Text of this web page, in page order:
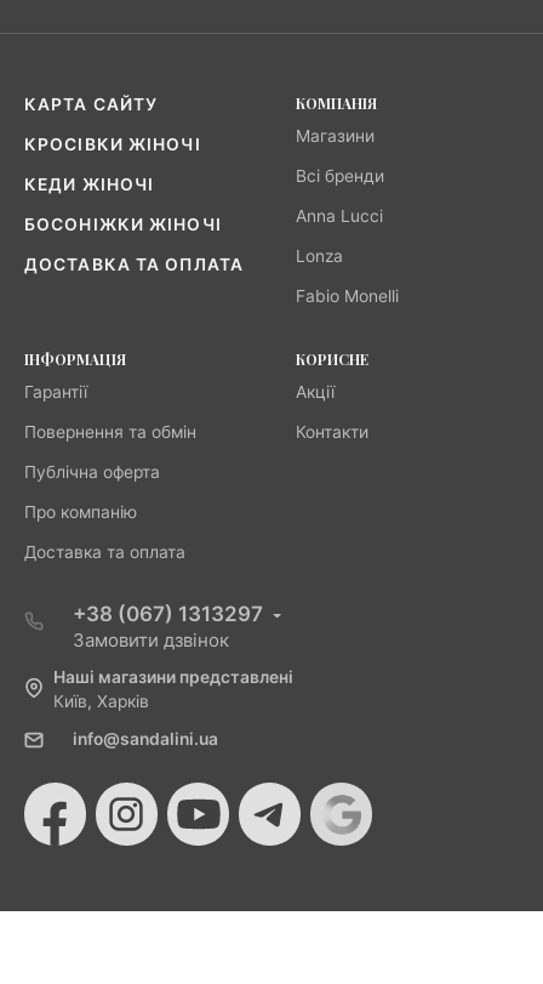
КАРТА САЙТУ
КРОСІВКИ ЖІНОЧІ
КЕДИ ЖІНОЧІ
БОСОНІЖКИ ЖІНОЧІ
ДОСТАВКА ТА ОПЛАТА
КОМПАНІЯ
Магазини
Всі бренди
Anna Lucci
Lonza
Fabio Monelli
ІНФОРМАЦІЯ
Гарантії
Повернення та обмін
Публічна оферта
Про компанію
Доставка та оплата
КОРИСНЕ
Акції
Контакти
+38 (067) 1313297
Замовити дзвінок
Наші магазини представлені
Київ, Харків
info@sandalini.ua